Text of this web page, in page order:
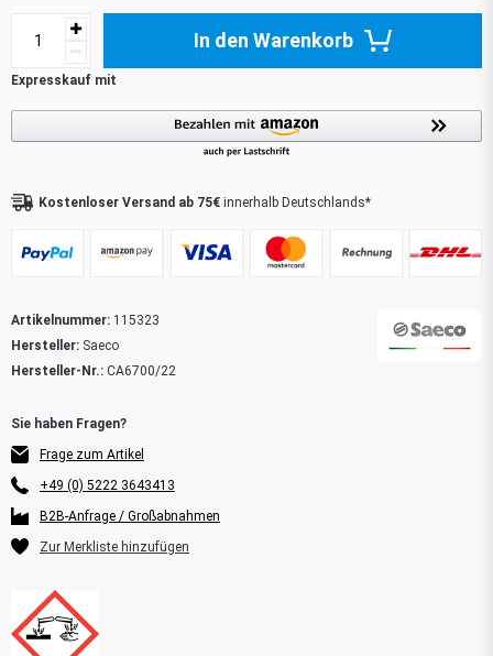
Artikelnummer: 115323
Hersteller: Saeco
Hersteller-Nr.: CA6700/22
Frage zum Artikel
+49 (0) 5222 3643413
B2B-Anfrage / Großabnahmen
In den Warenkorb
Kostenloser Versand ab 75€ innerhalb Deutschlands*